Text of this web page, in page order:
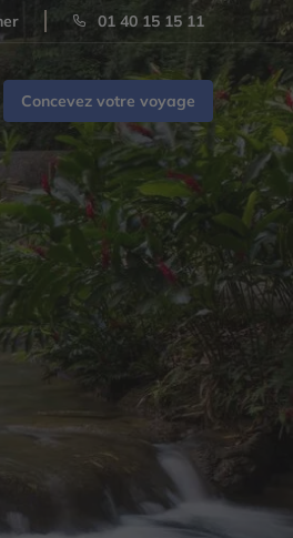
01 40 15 15 11
Concevez votre voyage